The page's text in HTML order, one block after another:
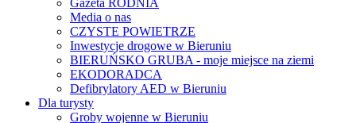
Gazeta RODNIA
Media o nas
CZYSTE POWIETRZE
Inwestycje drogowe w Bieruniu
BIERUŃSKO GRUBA - moje miejsce na ziemi
EKODORADCA
Defibrylatory AED w Bieruniu
Dla turysty
Groby wojenne w Bieruniu